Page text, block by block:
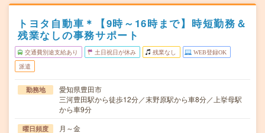
トヨタ自動車＊【9時～16時まで】時短勤務＆
残業なしの事務サポート
交通費別途支給あり 土日祝日が休み 残業なし WEB登録OK
派遣
勤務地
愛知県豊田市
三河豊田駅から徒歩12分／末野原駅から車8分／上挙母駅
から車9分
曜日頻度 月～金